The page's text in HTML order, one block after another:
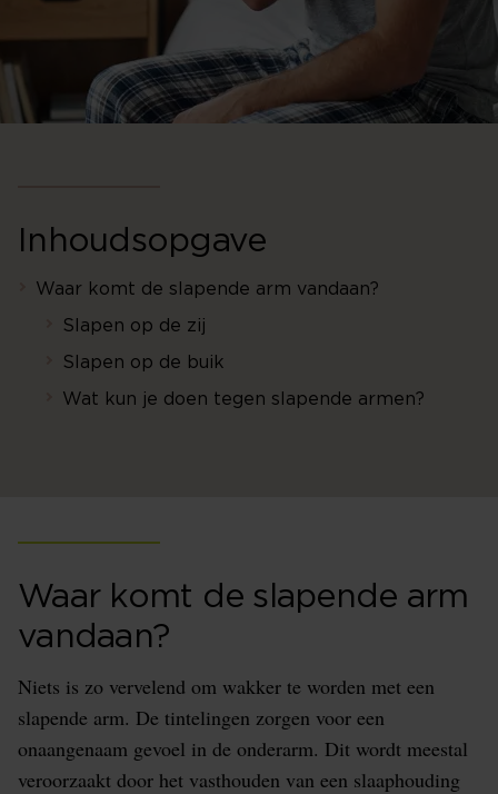
Inhoudsopgave
Waar komt de slapende arm vandaan?
Slapen op de zij
Slapen op de buik
Wat kun je doen tegen slapende armen?
Waar komt de slapende arm
vandaan?
Niets is zo vervelend om wakker te worden met een
slapende arm. De tintelingen zorgen voor een
onaangenaam gevoel in de onderarm. Dit wordt meestal
veroorzaakt door het vasthouden van een slaaphouding